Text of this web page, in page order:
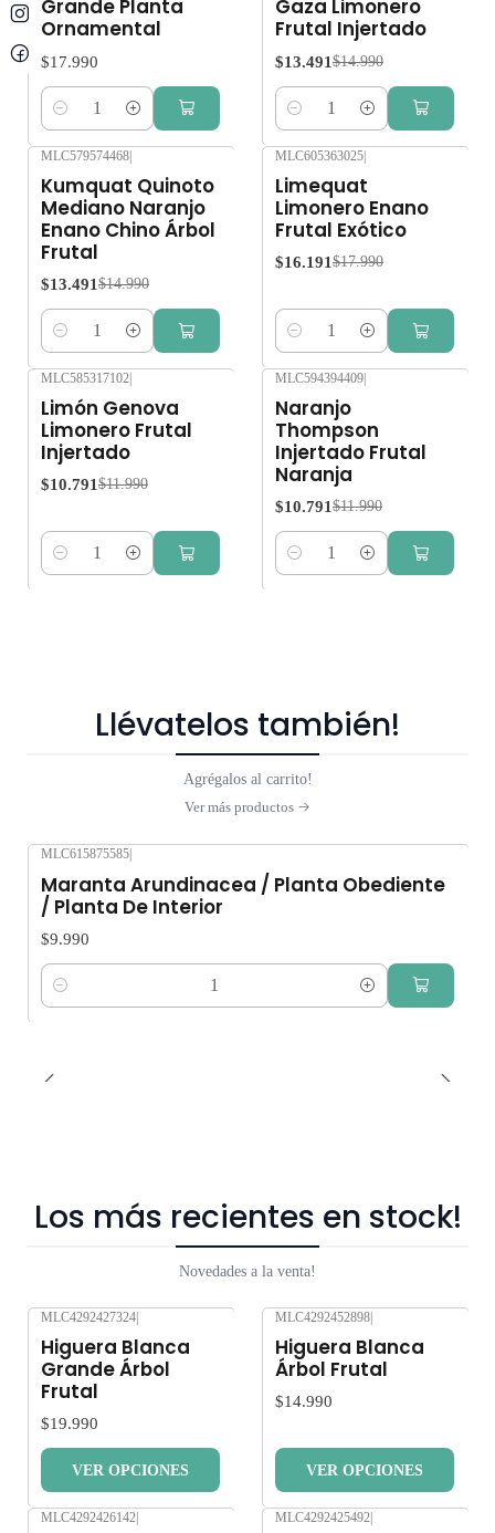
Grande Planta
Ornamental
$17.990
Cantidad
Gaza Limonero
Frutal Injertado
$13.491 $14.990
Cantidad
MLC579574468|
Kumquat Quinoto
Mediano Naranjo
Enano Chino Árbol
Frutal
$13.491 $14.990
Cantidad
MLC605363025|
Limequat
Limonero Enano
Frutal Exótico
$16.191 $17.990
Cantidad
MLC585317102
Limón Genova
Limonero Frutal
Injertado
$10.791 $11.990
Cantidad
MLC594394409
Naranjo
Thompson
Injertado Frutal
Naranja
$10.791 $11.990
Cantidad
Llévatelos también!
Agrégalos al carrito!
Ver más productos
MLC615875585
Maranta Arundinacea / Planta Obediente
/ Planta De Interior
$9.990
Cantidad
Los más recientes en stock!
Novedades a la venta!
MLC4292427324|
Higuera Blanca
Grande Árbol
Frutal
$19.990
VER OPCIONES
MLC4292452898|
Higuera Blanca
Árbol Frutal
$14.990
VER OPCIONES
MLC4292426142 MLC4292425492